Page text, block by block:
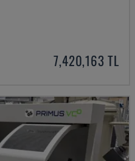
7,420,163 TL